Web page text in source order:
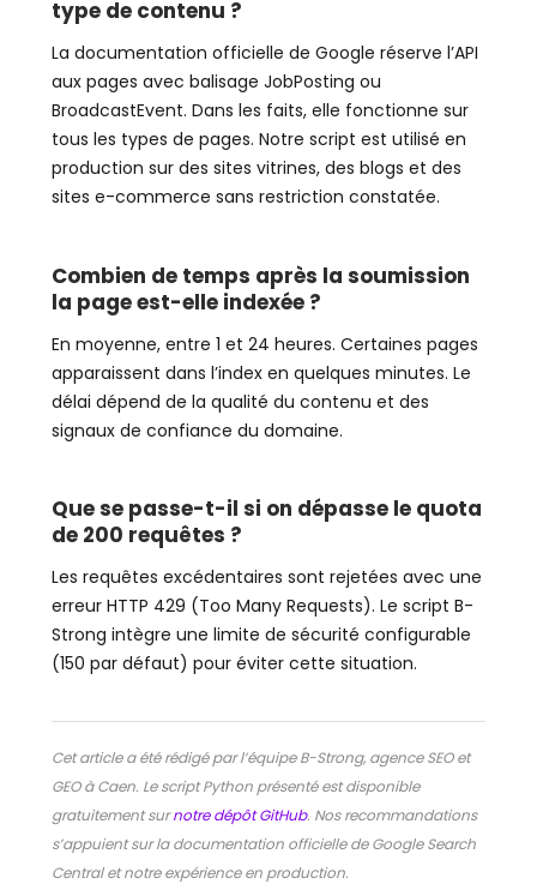
type de contenu ?
La documentation officielle de Google réserve l’API
aux pages avec balisage JobPosting ou
BroadcastEvent. Dans les faits, elle fonctionne sur
tous les types de pages. Notre script est utilisé en
production sur des sites vitrines, des blogs et des
sites e-commerce sans restriction constatée.
Combien de temps après la soumission
la page est-elle indexée ?
En moyenne, entre 1 et 24 heures. Certaines pages
apparaissent dans l’index en quelques minutes. Le
délai dépend de la qualité du contenu et des
signaux de confiance du domaine.
Que se passe-t-il si on dépasse le quota
de 200 requêtes ?
Les requêtes excédentaires sont rejetées avec une
erreur HTTP 429 (Too Many Requests). Le script B-
Strong intègre une limite de sécurité configurable
(150 par défaut) pour éviter cette situation.
Cet article a été rédigé par l’équipe B-Strong, agence SEO et
GEO à Caen. Le script Python présenté est disponible
gratuitement surnotre dépôt GitHub. Nos recommandations
s’appuient sur la documentation officielle de Google Search
Central et notre expérience en production.